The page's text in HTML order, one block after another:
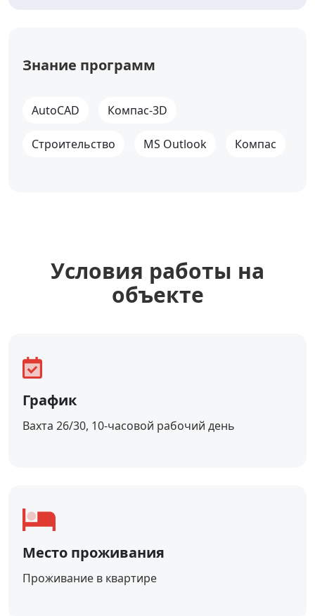
Знание программ
AutoCAD Компас-3D
Строительство MS Outlook Компас
Уcловия работы на
объекте
График
Вахта 26/30, 10-часовой рабочий день
Место проживания
Проживание в квартире